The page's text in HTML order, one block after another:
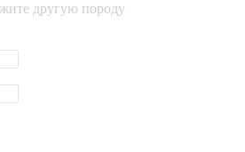
другую породу